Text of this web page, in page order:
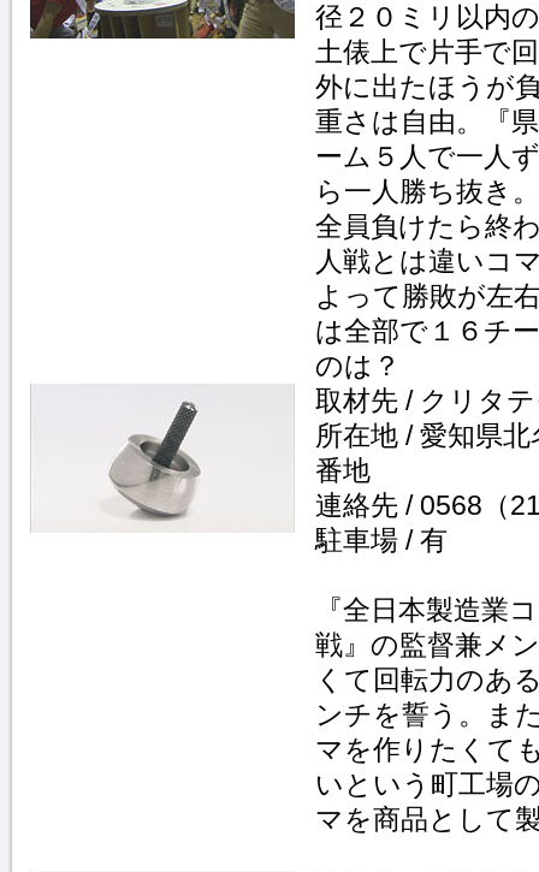
径２０ミリ以内
土俵上で片手で
外に出たほうが
重さは自由。『
ーム５人で一人
ら一人勝ち抜き
全員負けたら終
人戦とは違いコ
よって勝敗が左
は全部で１６チ
のは？
取材先 / クリタ
所在地 / 愛知県
番地
連絡先 / 0568（
駐車場 / 有
『全日本製造業
戦』の監督兼メ
くて回転力のあ
ンチを誓う。ま
マを作りたくて
いという町工場
マを商品として